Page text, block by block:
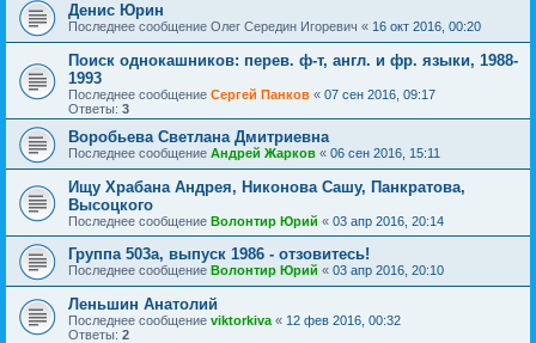
Денис Юрин
Последнее сообщение Олег Середин Игоревич « 16 окт 2016, 00:20
Поиск однокашников: перев. ф-т, англ. и фр. языки, 1988-
1993
Последнее сообщение Сергей Панков « 07 сен 2016, 09:17
Ответы: 3
Воробьева Светлана Дмитриевна
Последнее сообщение Андрей Жарков « 06 сен 2016, 15:11
Ищу Храбана Андрея, Никонова Сашу, Панкратова,
Высоцкого
Последнее сообщение Волонтир Юрий « 03 апр 2016, 20:14
Группа 503а, выпуск 1986 - отзовитесь!
Последнее сообщение Волонтир Юрий « 03 апр 2016, 20:10
Леньшин Анатолий
Последнее сообщение viktorkiva « 12 фев 2016, 00:32
Ответы: 2